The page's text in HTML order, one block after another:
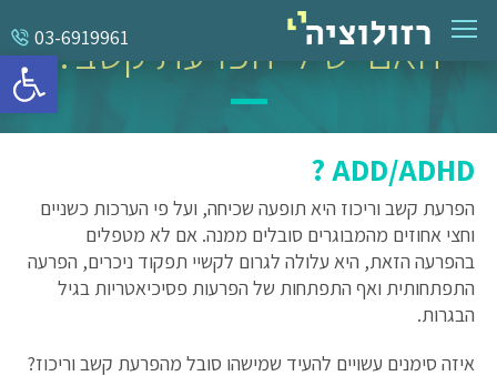
פתח
03-6919961
האם יש לי הפרעת קשב?
ADD/ADHD ?
הפרעת קשב וריכוז היא תופעה שכיחה, ועל פי הערכות כשניים
וחצי אחוזים מהמבוגרים סובלים ממנה. אם לא מטפלים
בהפרעה הזאת, היא עלולה לגרום לקשיי תפקוד ניכרים, הפרעה
התפתחותית ואף התפתחות של הפרעות פסיכיאטריות בגיל
הבגרות.
איזה סימנים עשויים להעיד שמישהו סובל מהפרעת קשב וריכוז?